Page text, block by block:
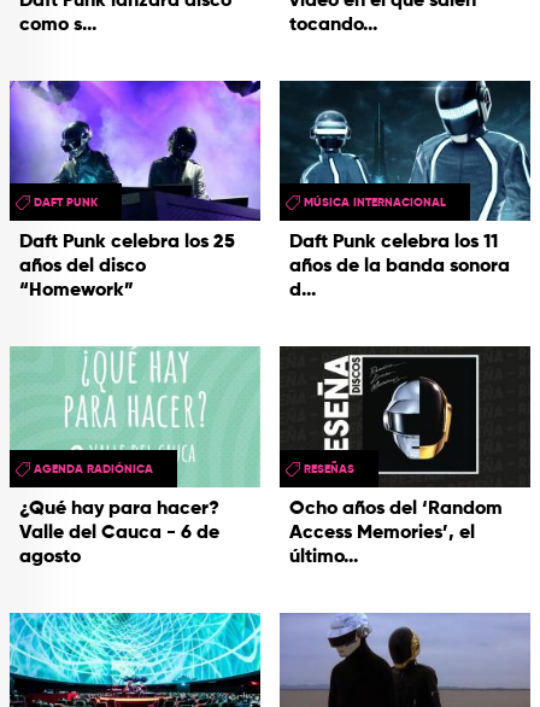
como s...
tocando...
Daft Punk celebra los 25
años del disco
“Homework”
DAFT PUNK
Daft Punk celebra los 11
años de la banda sonora
d...
MÚSICA INTERNACIONAL
¿Qué hay para hacer?
Valle del Cauca - 6 de
agosto
AGENDA RADIÓNICA
Ocho años del ‘Random
Access Memories’, el
último...
RESEÑAS